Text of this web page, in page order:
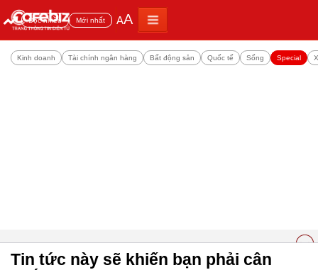
Đọc nhiều Mới nhất AA
Kinh doanh Tài chính ngân hàng Bất động sản Quốc tế Sống Special
Tin tức này sẽ khiến bạn phải cân